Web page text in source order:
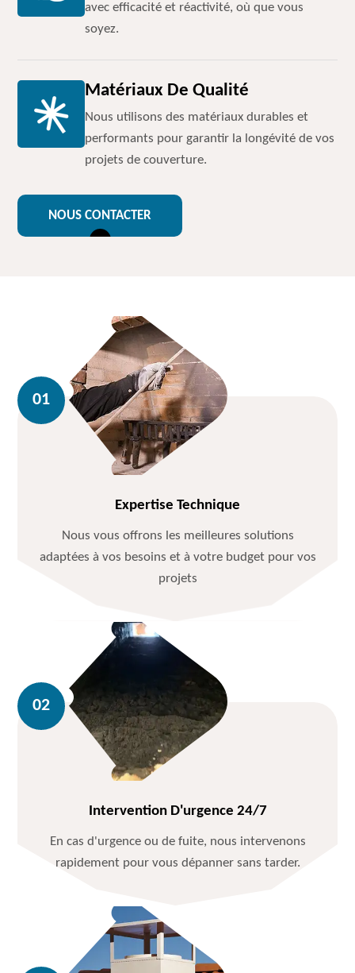
avec efficacité et réactivité, où que vous
soyez.
Matériaux De Qualité
Nous utilisons des matériaux durables et
performants pour garantir la longévité de vos
projets de couverture.
NOUS CONTACTER
Expertise Technique
Nous vous offrons les meilleures solutions
adaptées à vos besoins et à votre budget pour vos
projets
Intervention D'urgence 24/7
En cas d'urgence ou de fuite, nous intervenons
rapidement pour vous dépanner sans tarder.